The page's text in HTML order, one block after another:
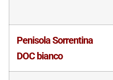
Penisola Sorrentina
DOC bianco